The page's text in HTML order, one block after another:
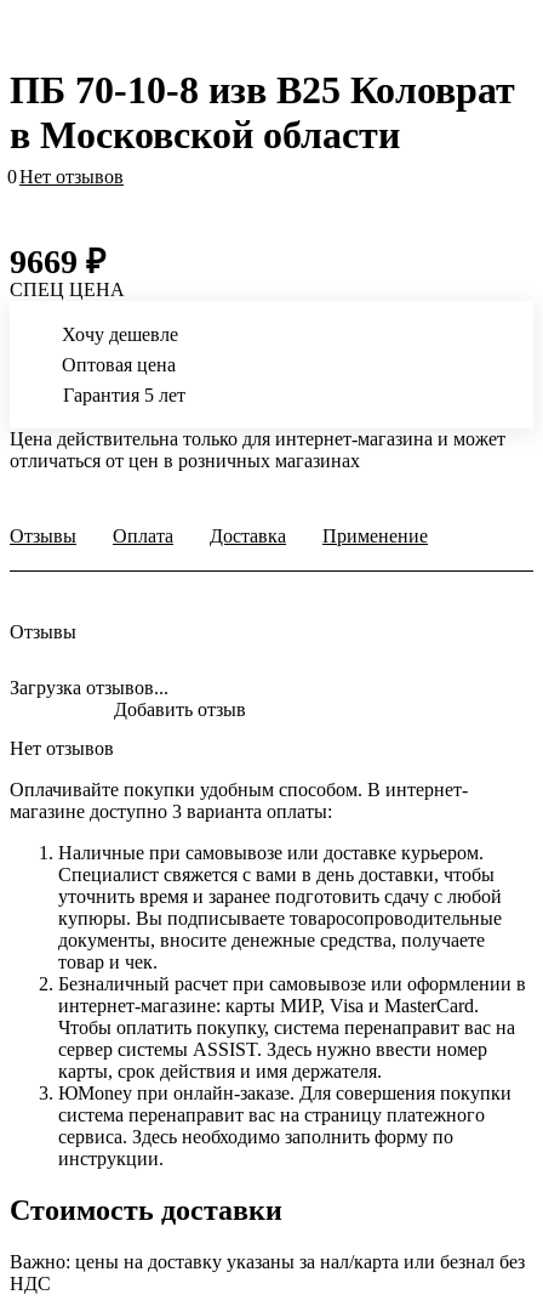
ПБ 70-10-8 изв B25 Коловрат
в Московской области
0Нет отзывов
9669 ₽
СПЕЦ ЦЕНА
Хочу дешевле
Оптовая цена
Гарантия 5 лет
Цена действительна только для интернет-магазина и может
отличаться от цен в розничных магазинах
Отзывы Оплата Доставка Применение
Отзывы
Загрузка отзывов...
Нет отзывов
Добавить отзыв
Оплачивайте покупки удобным способом. В интернет-
магазине доступно 3 варианта оплаты:
Наличные при самовывозе или доставке курьером.
Специалист свяжется с вами в день доставки, чтобы
уточнить время и заранее подготовить сдачу с любой
купюры. Вы подписываете товаросопроводительные
документы, вносите денежные средства, получаете
товар и чек.
Безналичный расчет при самовывозе или оформлении в
интернет-магазине: карты МИР, Visa и MasterCard.
Чтобы оплатить покупку, система перенаправит вас на
сервер системы ASSIST. Здесь нужно ввести номер
карты, срок действия и имя держателя.
ЮMoney при онлайн-заказе. Для совершения покупки
система перенаправит вас на страницу платежного
сервиса. Здесь необходимо заполнить форму по
инструкции.
Стоимость доставки
Важно: цены на доставку указаны за нал/карта или безнал без
НДС